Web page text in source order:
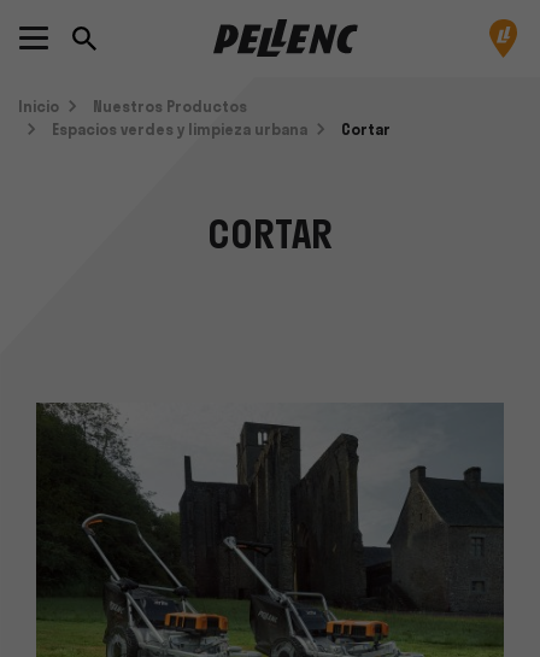
Inicio
Nuestros Productos
Espacios verdes y limpieza urbana
Cortar
CORTAR